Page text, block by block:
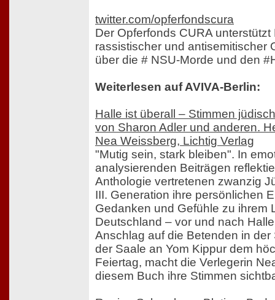
twitter.com/opferfondscura
Der Opferfonds CURA unterstützt
rassistischer und antisemitischer
über die # NSU-Morde und den
Weiterlesen auf AVIVA-Berlin:
Halle ist überall – Stimmen
von Sharon Adler und anderen.
Nea Weissberg, Lichtig Verlag
"Mutig sein, stark bleiben". In
analysierenden Beiträgen
Anthologie vertretenen zwanzig
III. Generation ihre persönlichen
Gedanken und Gefühle zu ihrem
Deutschland – vor und nach
Anschlag auf die Betenden in
der Saale an Yom Kippur dem
Feiertag, macht die Verlegerin
diesem Buch ihre Stimmen